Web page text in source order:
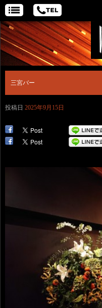
三宮バー
投稿日 2025年9月15日